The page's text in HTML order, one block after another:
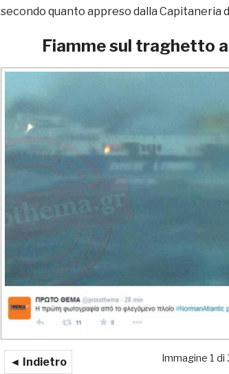
secondo quanto appreso dalla Capitaneria
Fiamme sul traghetto
◄ Indietro Immagine 1 di